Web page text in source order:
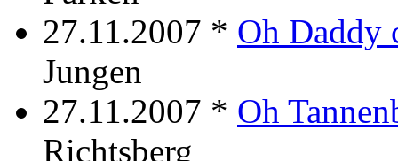
27.11.2007 * Oh Daddy
Jungen
27.11.2007 * Oh
Richtsberg